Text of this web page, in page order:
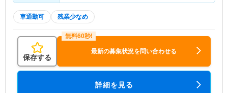
車通勤可 残業少なめ
保存する
最新の募集状況を問い合わせる
詳細を見る